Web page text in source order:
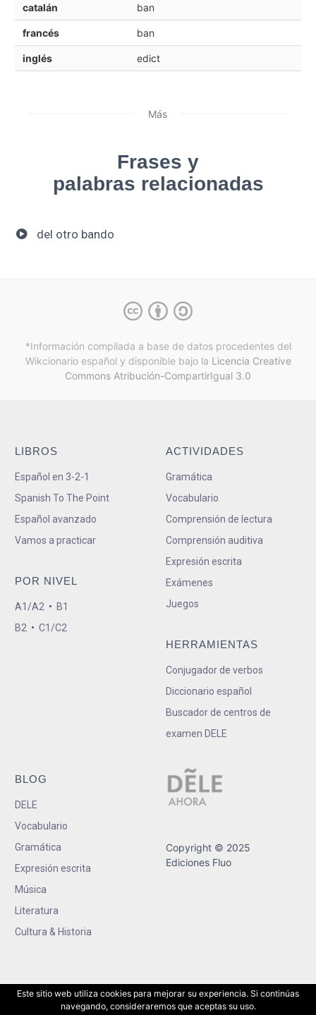
catalán ban
francés ban
inglés edict
Más
Frases y
palabras relacionadas
del otro bando
*Información compilada a base de datos procedentes del
Wikcionario español y disponible bajo la Licencia Creative
Commons Atribución-CompartirIgual 3.0
LIBROS
Español en 3-2-1
Spanish To The Point
Español avanzado
Vamos a practicar
POR NIVEL
A1/A2 • B1
B2 • C1/C2
ACTIVIDADES
Gramática
Vocabulario
Comprensión de lectura
Comprensión auditiva
Expresión escrita
Exámenes
Juegos
HERRAMIENTAS
Conjugador de verbos
Diccionario español
Buscador de centros de
examen DELE
BLOG
DELE
Vocabulario
Gramática
Expresión escrita
Música
Literatura
Cultura & Historia
Copyright © 2025
Ediciones Fluo
Este sitio web utiliza cookies para mejorar su experiencia. Si continúas
navegando, consideraremos que aceptas su uso.